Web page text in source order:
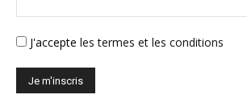
J'accepte les termes et les conditions